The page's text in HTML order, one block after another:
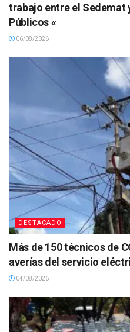
trabajo entre el Sedemat
Públicos «
06/08/2026
DESTACADO
Más de 150 técnicos de
averías del servicio
04/08/2026